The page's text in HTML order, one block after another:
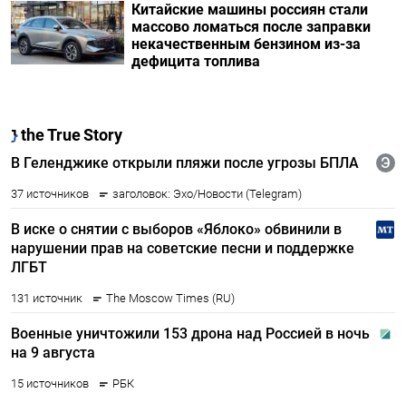
Китайские машины россиян стали
массово ломаться после заправки
некачественным бензином из-за
дефицита топлива